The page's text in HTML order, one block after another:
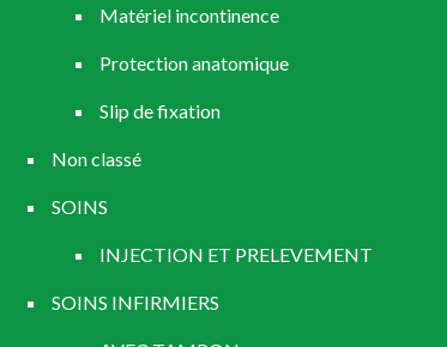
Matériel incontinence
Protection anatomique
Slip de fixation
Non classé
SOINS
INJECTION ET PRELEVEMENT
SOINS INFIRMIERS